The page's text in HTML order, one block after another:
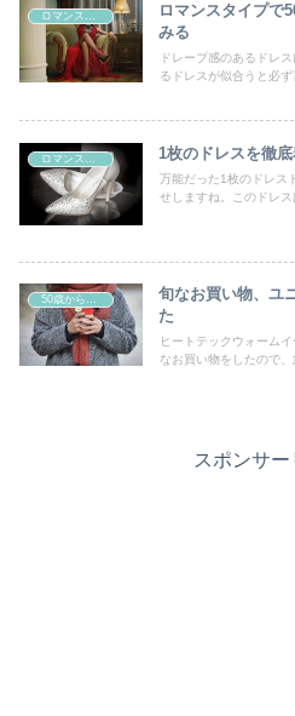
ロマンスタイプ
ロマンスタイプで
みる
ドレープ感のあるドレ
るドレスが似合うと必ず
ロマンスタイプ 1枚のドレスを徹
万能だった1枚のドレス
せしますね。このドレス
50歳からの曲線系おしゃれ
旬なお買い物、ユ
た
ヒートテックウォーム
なお買い物をしたので
スポンサー